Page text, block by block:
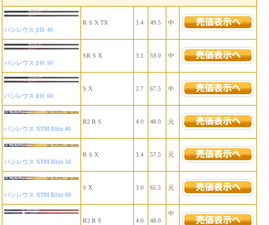
バシレウス βⅢ 40
R S X TX 3.4 49.5 中
バシレウス βⅢ 50
SR S X 3.1 59.0 中
バシレウス βⅢ 60
S X 2.7 67.5 中
バシレウス XTM Blitz 40
R2 R S 4.0 48.0 元
バシレウス XTM Blitz 50
R S X 3.4 57.5 元
バシレウス XTM Blitz 60
S X 3.0 65.5 元
R2 R S 4.0 48.0
中